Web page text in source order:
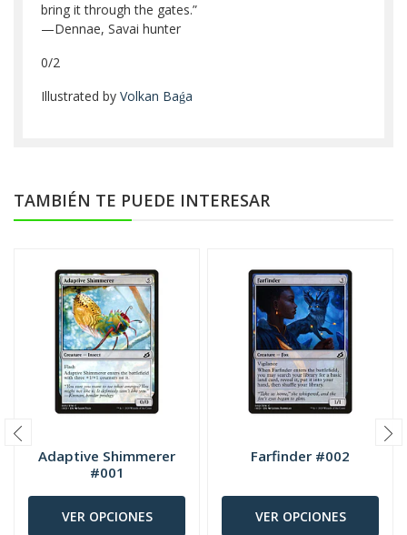
bring it through the gates.”
—Dennae, Savai hunter
0/2
Illustrated by Volkan Baǵa
TAMBIÉN TE PUEDE INTERESAR
Adaptive Shimmerer
#001
VER OPCIONES
Farfinder #002
VER OPCIONES